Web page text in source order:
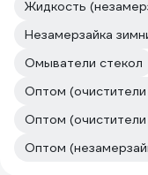
Жидкость
Незамерзайка
Омыватели стекол
Оптом (очистители
Оптом (очистители
Оптом